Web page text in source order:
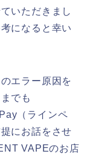
いただきまし
になると幸い
エラー原因を
でも
（ラインペ
にお話をさせ
VAPEのお店